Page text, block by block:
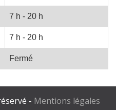
7 h - 20 h
7 h - 20 h
Fermé
- Mentions légales